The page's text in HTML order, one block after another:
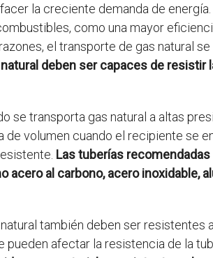
la creciente demanda de energía.
como una mayor
el transporte de gas natural se
deben ser capaces de resistir
se transporta gas natural a altas
de volumen cuando el recipiente se
Las tuberías recomendadas
al carbono, acero inoxidable,
también deben ser resistentes
afectar la resistencia de la